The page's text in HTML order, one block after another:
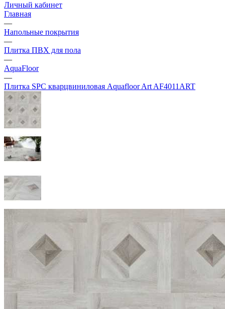
Личный кабинет
Главная
—
Напольные покрытия
—
Плитка ПВХ для пола
—
AquaFloor
—
Плитка SPC кварцвиниловая Aquafloor Art AF4011ART